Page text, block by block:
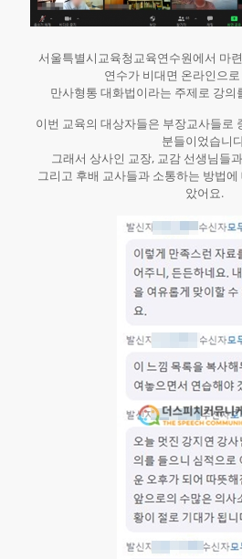
서울특별시교육청교육연수원에서 마
연수가 비대면 온라인으
만사형통 대화법이라는 주제로 강의
이번 교육의 대상자들은 부장교사들로
분들이었습니
그래서 상사인 교장, 교감 선생님들
그리고 후배 교사들과 소통하는 방법
았어요.